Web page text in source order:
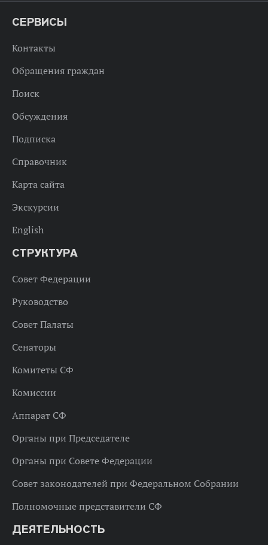
СЕРВИСЫ
Контакты
Обращения граждан
Поиск
Обсуждения
Подписка
Справочник
Карта сайта
Экскурсии
English
СТРУКТУРА
Совет Федерации
Руководство
Совет Палаты
Сенаторы
Комитеты СФ
Комиссии
Аппарат СФ
Органы при Председателе
Органы при Совете Федерации
Совет законодателей при Федеральном Собрании
Полномочные представители СФ
ДЕЯТЕЛЬНОСТЬ